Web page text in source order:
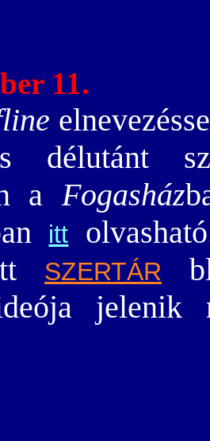
11.
délutánt
aFogasház
itt
SZERTÁR